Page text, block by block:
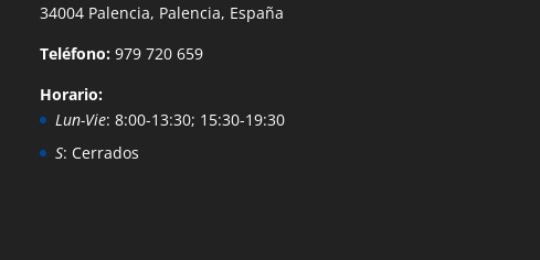
34004 Palencia, Palencia, España
Teléfono:979 720 659
Horario:
Lun-Vie: 8:00-13:30; 15:30-19:30
S: Cerrados